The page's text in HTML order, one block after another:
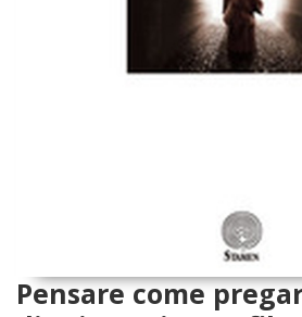
Pensare come